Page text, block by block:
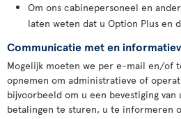
Om ons cabinepersoneel en
laten weten dat u Option Plus en
Communicatie met en
Mogelijk moeten we per e-mail en/of
opnemen om administratieve of
bijvoorbeeld om u een bevestiging
betalingen te sturen, u te informeren